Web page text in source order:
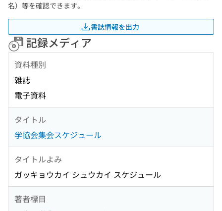
名）等を確認できます。
書誌情報を出力
記録メディア
資料種別
雑誌
電子資料
タイトル
学協会集会スケジュール
タイトルよみ
ガッキョウカイ シュウカイ スケジュール
著者標目